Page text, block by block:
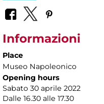
Informazioni
Place
Museo Napoleonico
Opening hours
Sabato 30 aprile 2022
Dalle 16.30 alle 17.30